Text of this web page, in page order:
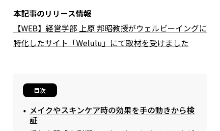
本記事のリリース情報
【WEB】経営学部 上原 邦昭教授がウェルビーイングに
特化したサイト「Welulu」にて取材を受けました
目次
メイクやスキンケア時の効果を手の動きから検
証